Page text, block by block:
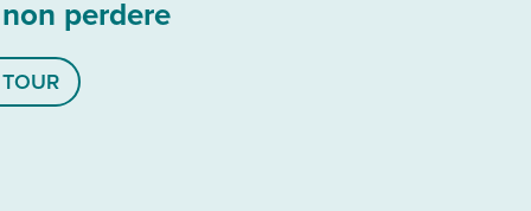
perdere